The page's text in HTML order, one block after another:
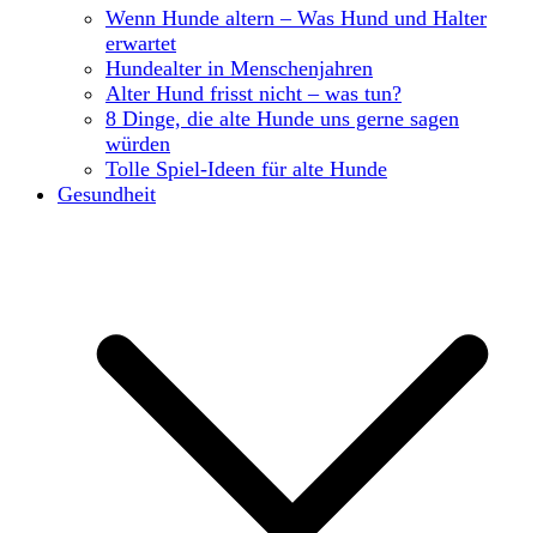
Wenn Hunde altern – Was Hund und Halter
erwartet
Hundealter in Menschenjahren
Alter Hund frisst nicht – was tun?
8 Dinge, die alte Hunde uns gerne sagen
würden
Tolle Spiel-Ideen für alte Hunde
Gesundheit